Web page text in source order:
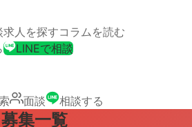
求人を探すコラムを読む
LINEで相談
面談 相談する
集一覧